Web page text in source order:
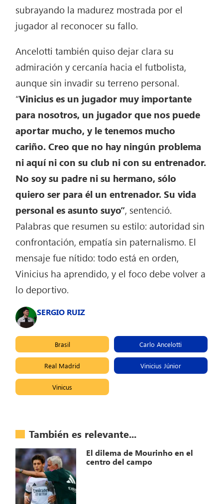
subrayando la madurez mostrada por el
jugador al reconocer su fallo.
Ancelotti también quiso dejar clara su
admiración y cercanía hacia el futbolista,
aunque sin invadir su terreno personal.
“Vinicius es un jugador muy importante
para nosotros, un jugador que nos puede
aportar mucho, y le tenemos mucho
cariño. Creo que no hay ningún problema
ni aquí ni con su club ni con su entrenador.
No soy su padre ni su hermano, sólo
quiero ser para él un entrenador. Su vida
personal es asunto suyo”, sentenció.
Palabras que resumen su estilo: autoridad sin
confrontación, empatía sin paternalismo. El
mensaje fue nítido: todo está en orden,
Vinicius ha aprendido, y el foco debe volver a
lo deportivo.
SERGIO RUIZ
Brasil Carlo Ancelotti
Real Madrid Vinicius Júnior
Vinicus
También es relevante...
El dilema de Mourinho en el
centro del campo